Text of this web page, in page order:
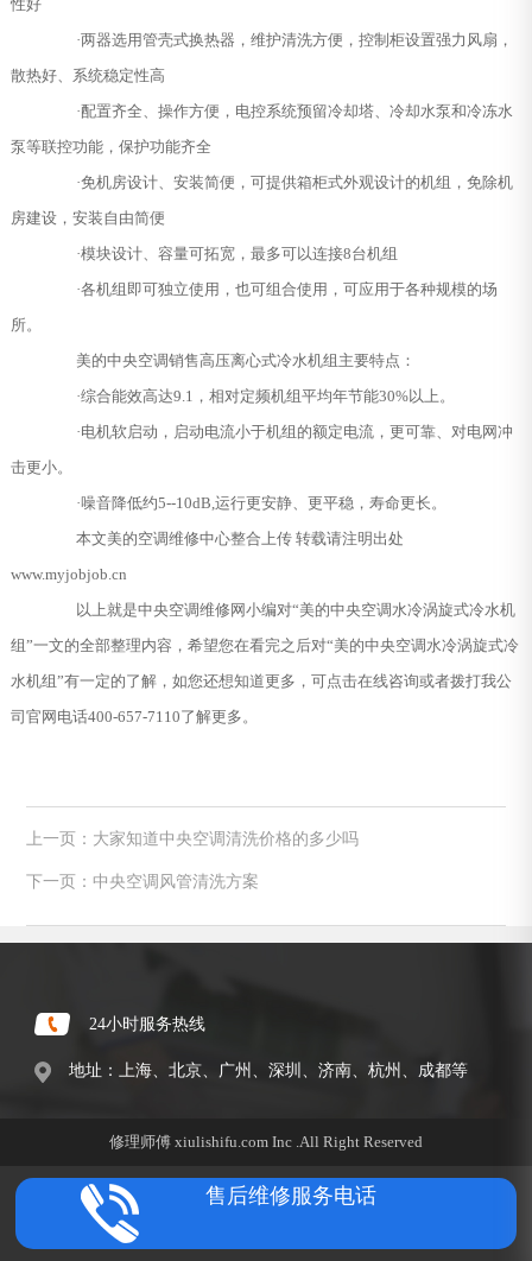
性好
·两器选用管壳式换热器，维护清洗方便，控制柜设置强力风扇，
散热好、系统稳定性高
·配置齐全、操作方便，电控系统预留冷却塔、冷却水泵和冷冻水
泵等联控功能，保护功能齐全
·免机房设计、安装简便，可提供箱柜式外观设计的机组，免除机
房建设，安装自由简便
·模块设计、容量可拓宽，最多可以连接8台机组
·各机组即可独立使用，也可组合使用，可应用于各种规模的场
所。
美的中央空调销售高压离心式冷水机组主要特点：
·综合能效高达9.1，相对定频机组平均年节能30%以上。
·电机软启动，启动电流小于机组的额定电流，更可靠、对电网冲
击更小。
·噪音降低约5--10dB,运行更安静、更平稳，寿命更长。
本文美的空调维修中心整合上传 转载请注明出处
www.myjobjob.cn
以上就是中央空调维修网小编对“美的中央空调水冷涡旋式冷水机
组”一文的全部整理内容，希望您在看完之后对“美的中央空调水冷涡旋式冷
水机组”有一定的了解，如您还想知道更多，可点击在线咨询或者拨打我公
司官网电话400-657-7110了解更多。
上一页：大家知道中央空调清洗价格的多少吗
下一页：中央空调风管清洗方案
24小时服务热线
地址：上海、北京、广州、深圳、济南、杭州、成都等
修理师傅 xiulishifu.com Inc .All Right Reserved
售后维修服务电话